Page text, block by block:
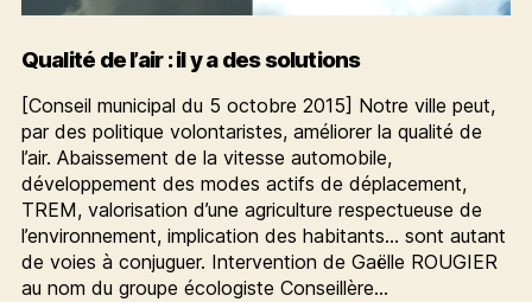
Qualité de l’air : il y a des solutions
[Conseil municipal du 5 octobre 2015] Notre ville peut,
par des politique volontaristes, améliorer la qualité de
l’air. Abaissement de la vitesse automobile,
développement des modes actifs de déplacement,
TREM, valorisation d’une agriculture respectueuse de
l’environnement, implication des habitants… sont autant
de voies à conjuguer. Intervention de Gaëlle ROUGIER
au nom du groupe écologiste Conseillère…